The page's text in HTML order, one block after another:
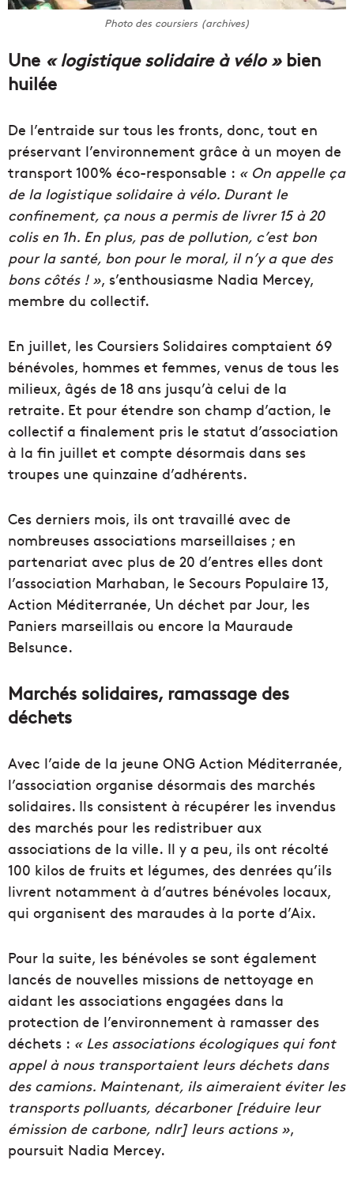
Photo des coursiers (archives)
Une « logistique solidaire à vélo » bien
huilée
De l’entraide sur tous les fronts, donc, tout en
préservant l’environnement grâce à un moyen de
transport 100% éco-responsable : « On appelle ça
de la logistique solidaire à vélo. Durant le
confinement, ça nous a permis de livrer 15 à 20
colis en 1h. En plus, pas de pollution, c’est bon
pour la santé, bon pour le moral, il n’y a que des
bons côtés ! », s’enthousiasme Nadia Mercey,
membre du collectif.
En juillet, les Coursiers Solidaires comptaient 69
bénévoles, hommes et femmes, venus de tous les
milieux, âgés de 18 ans jusqu’à celui de la
retraite. Et pour étendre son champ d’action, le
collectif a finalement pris le statut d’association
à la fin juillet et compte désormais dans ses
troupes une quinzaine d’adhérents.
Ces derniers mois, ils ont travaillé avec de
nombreuses associations marseillaises ; en
partenariat avec plus de 20 d’entres elles dont
l’association Marhaban, le Secours Populaire 13,
Action Méditerranée, Un déchet par Jour, les
Paniers marseillais ou encore la Mauraude
Belsunce.
Marchés solidaires, ramassage des
déchets
Avec l’aide de la jeune ONG Action Méditerranée,
l’association organise désormais des marchés
solidaires. Ils consistent à récupérer les invendus
des marchés pour les redistribuer aux
associations de la ville. Il y a peu, ils ont récolté
100 kilos de fruits et légumes, des denrées qu’ils
livrent notamment à d’autres bénévoles locaux,
qui organisent des maraudes à la porte d’Aix.
Pour la suite, les bénévoles se sont également
lancés de nouvelles missions de nettoyage en
aidant les associations engagées dans la
protection de l’environnement à ramasser des
déchets : « Les associations écologiques qui font
appel à nous transportaient leurs déchets dans
des camions. Maintenant, ils aimeraient éviter les
transports polluants, décarboner [réduire leur
émission de carbone, ndlr] leurs actions »,
poursuit Nadia Mercey.